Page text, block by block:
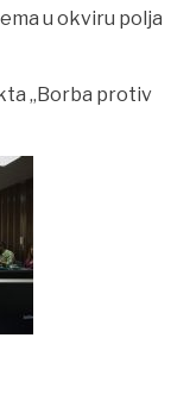
u okviru polja
„Borba protiv